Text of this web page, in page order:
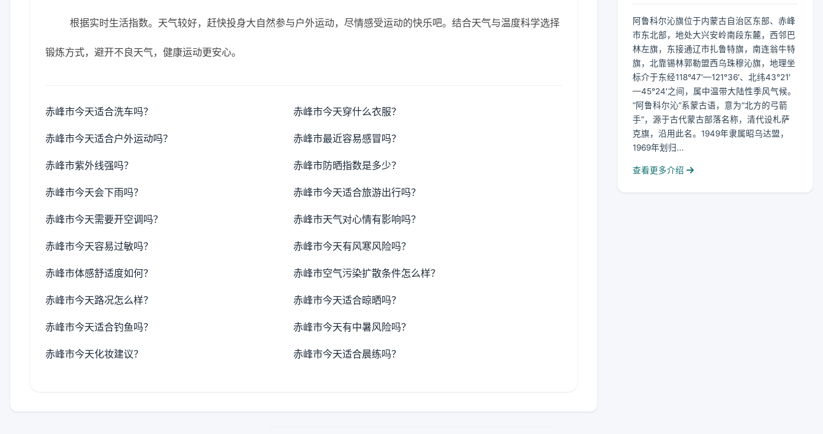
根据实时生活指数。天气较好，赶快投身大自然参与户外运动，尽情感受运动的快乐吧。结合天气与温度科学选择
锻炼方式，避开不良天气，健康运动更安心。
赤峰市今天适合洗车吗？ 赤峰市今天穿什么衣服？
赤峰市今天适合户外运动吗？ 赤峰市最近容易感冒吗？
赤峰市紫外线强吗？ 赤峰市防晒指数是多少？
赤峰市今天会下雨吗？ 赤峰市今天适合旅游出行吗？
赤峰市今天需要开空调吗？ 赤峰市天气对心情有影响吗？
赤峰市今天容易过敏吗？ 赤峰市今天有风寒风险吗？
赤峰市体感舒适度如何？ 赤峰市空气污染扩散条件怎么样？
赤峰市今天路况怎么样？ 赤峰市今天适合晾晒吗？
赤峰市今天适合钓鱼吗？ 赤峰市今天有中暑风险吗？
赤峰市今天化妆建议？ 赤峰市今天适合晨练吗？
阿鲁科尔沁旗位于内蒙古自治区东部、赤峰
市东北部，地处大兴安岭南段东麓，西邻巴
林左旗，东接通辽市扎鲁特旗，南连翁牛特
旗，北靠锡林郭勒盟西乌珠穆沁旗，地理坐
标介于东经118°47′—121°36′、北纬43°21′
—45°24′之间，属中温带大陆性季风气候。
“阿鲁科尔沁”系蒙古语，意为“北方的弓箭
手”，源于古代蒙古部落名称，清代设札萨
克旗，沿用此名。1949年隶属昭乌达盟，
1969年划归...
查看更多介绍